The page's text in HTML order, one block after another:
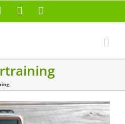
Instagram